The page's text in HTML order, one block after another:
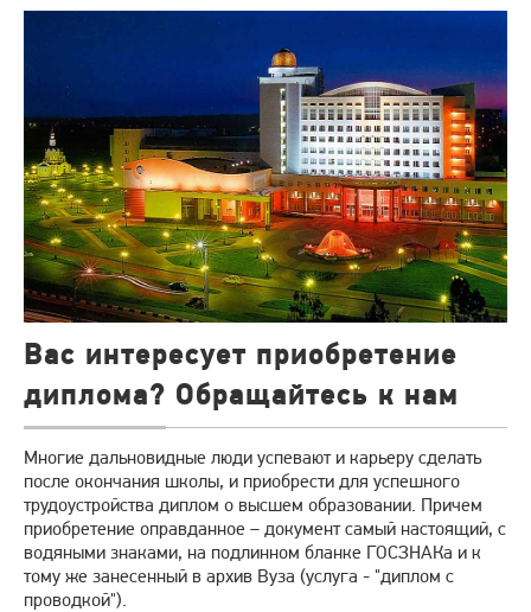
Вас интересует приобретение
диплома? Обращайтесь к нам
Многие дальновидные люди успевают и карьеру сделать
после окончания школы, и приобрести для успешного
трудоустройства диплом о высшем образовании. Причем
приобретение оправданное – документ самый настоящий, с
водяными знаками, на подлинном бланке ГОСЗНАКа и к
тому же занесенный в архив Вуза (услуга - "диплом с
проводкой").